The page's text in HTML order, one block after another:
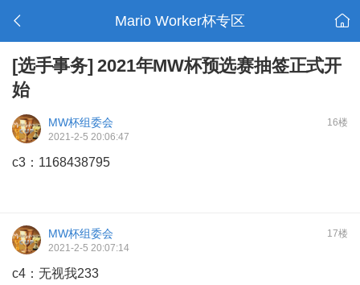
Mario Worker杯专区
[选手事务] 2021年MW杯预选赛抽签正式开
始
16楼
MW杯组委会
2021-2-5 20:06:47
c3：1168438795
17楼
MW杯组委会
2021-2-5 20:07:14
c4：无视我233